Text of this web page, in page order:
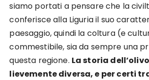
siamo portati a pensare che la
conferisce alla Liguria il suo
paesaggio, quindi la coltura (e
commestibile, sia da sempre una
questa regione. La storia
lievemente diversa, e per certi